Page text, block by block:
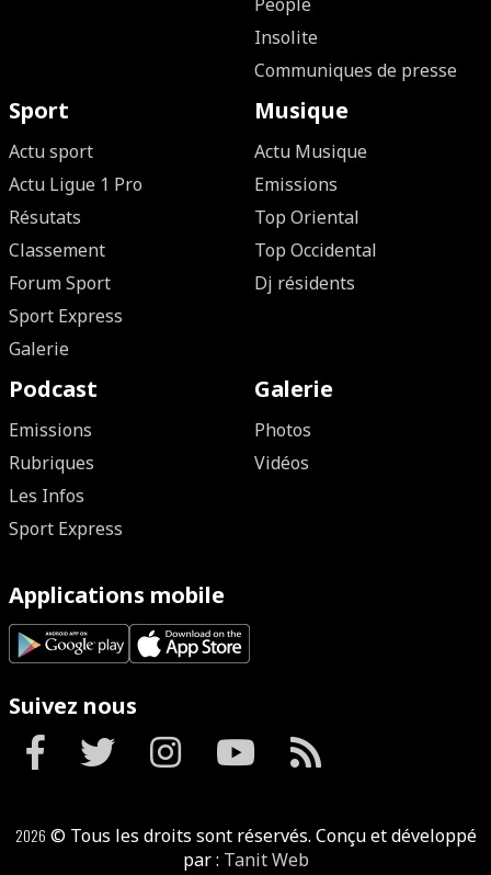
Insolite
Communiques de presse
Sport
Actu sport
Actu Ligue 1 Pro
Résutats
Classement
Forum Sport
Sport Express
Galerie
Musique
Actu Musique
Emissions
Top Oriental
Top Occidental
Dj résidents
Podcast
Emissions
Rubriques
Les Infos
Sport Express
Galerie
Photos
Vidéos
Applications mobile
Suivez nous
2026 © Tous les droits sont réservés. Conçu et développé
par : Tanit Web